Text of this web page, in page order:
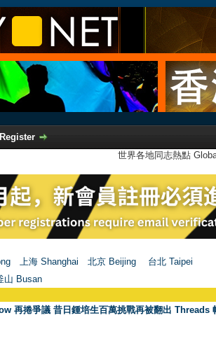
Register
世界各地同志熱點
上海 Shanghai 北京 Beijing 台北 Taipei
山 Busan
再捲爭議 昔日鍾培生百萬挑戰再被翻出 Threads